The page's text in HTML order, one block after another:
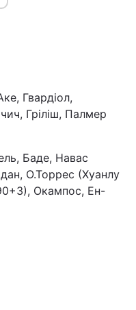
Гвардіол,
Гріліш, Палмер
Баде, Навас
О.Торрес (Хуанлу
Окампос, Ен-